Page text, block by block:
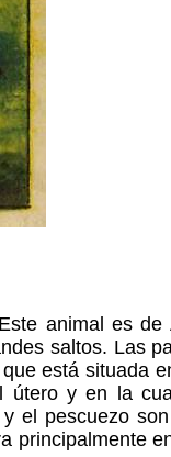
animal es de
saltos. Las
está situada
útero y en la
el pescuezo
principalmente